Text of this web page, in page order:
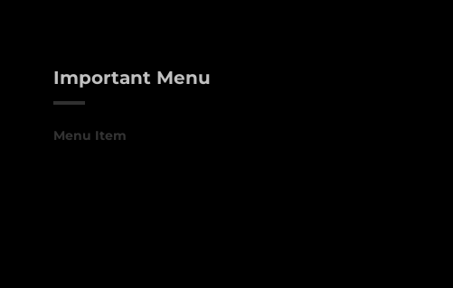
Important Menu
Menu Item